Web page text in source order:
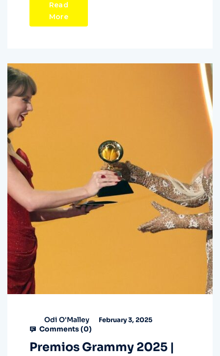
Read
More
Odi O'Malley February 3, 2025
Comments (0)
Premios Grammy 2025 |